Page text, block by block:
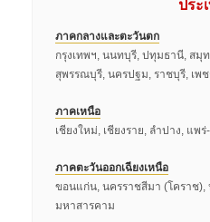
ประ
ภาคกลางและตะวันตก
กรุงเทพฯ, นนทบุรี, ปทุมธานี, สมุ
สุพรรณบุรี, นครปฐม, ราชบุรี, เพ
ภาคเหนือ
เชียงใหม่, เชียงราย, ลำปาง, แพ
ภาคตะวันออกเฉียงเหนือ
ขอนแก่น, นครราชสีมา (โคราช),
มหาสารคาม